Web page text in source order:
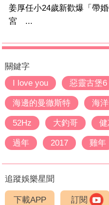
姜厚任小24歲新歡爆「帶
宮 ...
關鍵字
I love you
惡靈古堡6
海邊的曼徹斯特 海
52Hz 大釣哥
過年 2017 雞年
追蹤娛樂星聞
下載APP 訂閱